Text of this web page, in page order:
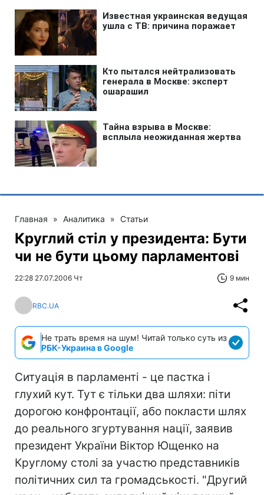
Главная » Аналитика » Статьи
Круглий стіл у президента: Бути
чи не бути цьому парламентові
22:28 27.07.2006 Чт 9 мин
RBC.UA
Не трать время на шум! Читай только суть из
РБК-Украина в Google
Ситуація в парламенті - це пастка і
глухий кут. Тут є тільки два шляхи: піти
дорогою конфронтації, або покласти шлях
до реального згуртування нації, заявив
президент України Віктор Ющенко на
Круглому столі за участю представників
політичних сил та громадськості. "Другий